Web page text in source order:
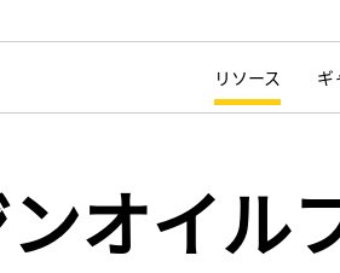
リソース ギ
オイル